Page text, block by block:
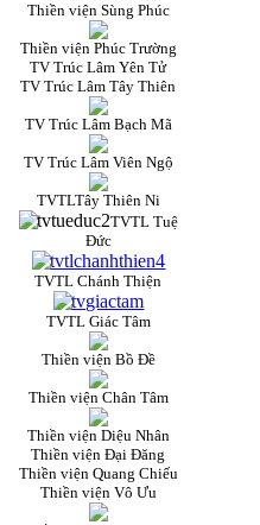
Thiền viện Sùng Phúc
Thiền viện Phúc Trường
TV Trúc Lâm Yên Tử
TV Trúc Lâm Tây Thiên
TV Trúc Lâm Bạch Mã
TV Trúc Lâm Viên Ngộ
TVTLTây Thiên Ni
TVTL Tuệ
Đức
TVTL Chánh Thiện
TVTL Giác Tâm
Thiền viện Bồ Đề
Thiền viện Chân Tâm
Thiền viện Diệu Nhân
Thiền viện Đại Đăng
Thiền viện Quang Chiếu
Thiền viện Vô Ưu